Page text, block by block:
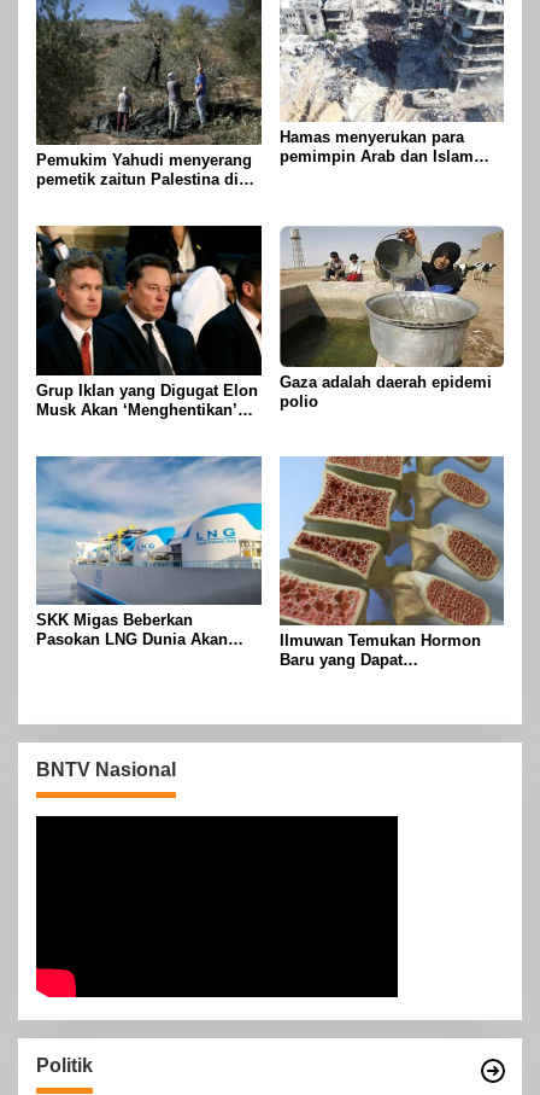
Pemukim Yahudi menyerang
pemetik zaitun Palestina di
Hamas menyerukan para
pemimpin Arab dan Islam
Grup Iklan yang Digugat Elon
Musk Akan ‘Menghentikan’
Gaza adalah daerah epidemi
polio
SKK Migas Beberkan
Pasokan LNG Dunia Akan
Ilmuwan Temukan Hormon
Baru yang Dapat
BNTV Nasional
Politik